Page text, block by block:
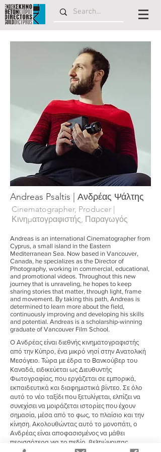
Andreas Psaltis | Ανδρέας Ψάλτης
Cinematographer, Producer |
Κινηματογραφιστής, Παραγωγός
Andreas is an international Cinematographer from
Cyprus, a small island in the Eastern
Mediterranean Sea. Now based in Vancouver,
Canada, he specializes as the Director of
Photography, working in commercial, educational,
and promotional videos. Throughout this new
journey that is unraveling, he hopes to keep
sharing stories that matter, through light, frame
and movement. By taking this path, Andreas is
determined to learn more about the field,
continuously improving and developing his skills
and potential. Andreas is a scholarship-winning
graduate of Vancouver Film School.
Ο Ανδρέας είναι διεθνής κινηματογραφιστής
από την Κύπρο, ένα μικρό νησί στην Ανατολική
Μεσόγειο. Τώρα με έδρα το Βανκούβερ του
Καναδά, ειδικεύεται ως Διευθυντής
Φωτογραφίας, που εργάζεται σε εμπορικά,
εκπαιδευτικά και διαφημιστικά βίντεο. Σε όλο
αυτό το νέο ταξίδι που ξετυλίγεται, ελπίζει να
συνεχίσει να μοιράζεται ιστορίες που έχουν
σημασία, μέσα από το φως, το πλαίσιο και την
κίνηση. Ακολουθώντας αυτό το μονοπάτι, ο
Ανδρέας είναι αποφασισμένος να μάθει
περισσότερα για το πεδίο, βελτιώνοντας